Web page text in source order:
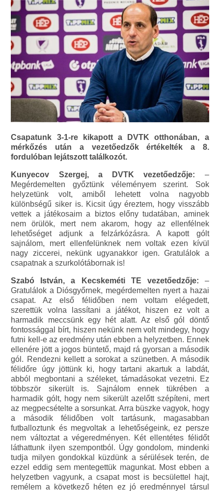
Csapatunk 3-1-re kikapott a DVTK otthonában, a
mérkőzés után a vezetőedzők értékelték a 8.
fordulóban lejátszott találkozót.
Kunyecov Szergej, a DVTK vezetőedzője: –
Megérdemelten győztünk véleményem szerint. Sok
helyzetünk volt, amiből lehetett volna nagyobb
különbségű siker is. Kicsit úgy éreztem, hogy visszább
vettek a játékosaim a biztos előny tudatában, aminek
nem örülök, mert nem akarom, hogy az ellenfélnek
lehetőséget adjunk a felzárkózásra. A kapott gólt
sajnálom, mert ellenfelünknek nem voltak ezen kívül
nagy ziccerei, nekünk ugyanakkor igen. Gratulálok a
csapatnak a szurkolótábornak is!
Szabó István, a Kecskeméti TE vezetőedzője: –
Gratulálok a Diósgyőrnek, megérdemelten nyert a hazai
csapat. Az első félidőben nem voltam elégedett,
szerettük volna lassítani a játékot, hiszen ez volt a
harmadik meccsünk egy hét alatt. Az első gól döntő
fontossággal bírt, hiszen nekünk nem volt mindegy, hogy
futni kell-e az eredmény után ebben a helyzetben. Ennek
ellenére jött a jogos büntető, majd rá gyorsan a második
gól. Rendezni kellett a sorokat a szünetben. A második
félidőre úgy jöttünk ki, hogy tartani akartuk a labdát,
abból megbontani a széleket, támadásokat vezetni. Ez
többször sikerült is. Sajnálom ennek tükrében a
harmadik gólt, hogy nem sikerült azelőtt szépíteni, mert
az megpecsételte a sorsunkat. Arra büszke vagyok, hogy
a második félidőben volt tartásunk, magasabban
futballoztunk és megvoltak a lehetőségeink, ez persze
nem változtat a végeredményen. Két ellentétes félidőt
láthattunk ilyen szempontból. Úgy gondolom, mindenki
tudja milyen gondokkal küzdünk a sérülések terén, de
ezzel eddig sem mentegettük magunkat. Most ebben a
helyzetben vagyunk, a csapat most is becsülettel hajt,
remélem a következő héten ez jó eredménnyel társul